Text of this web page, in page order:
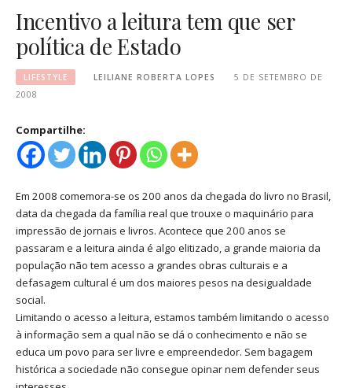
Incentivo a leitura tem que ser
política de Estado
LIFESTYLE LEILIANE ROBERTA LOPES
5 DE SETEMBRO DE
2008
Compartilhe:
Em 2008 comemora-se os 200 anos da chegada do livro no Brasil,
data da chegada da família real que trouxe o maquinário para
impressão de jornais e livros. Acontece que 200 anos se
passaram e a leitura ainda é algo elitizado, a grande maioria da
população não tem acesso a grandes obras culturais e a
defasagem cultural é um dos maiores pesos na desigualdade
social.
Limitando o acesso a leitura, estamos também limitando o acesso
à informação sem a qual não se dá o conhecimento e não se
educa um povo para ser livre e empreendedor. Sem bagagem
histórica a sociedade não consegue opinar nem defender seus